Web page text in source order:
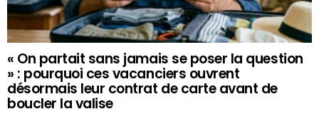
« On partait sans jamais se poser la question
» : pourquoi ces vacanciers ouvrent
désormais leur contrat de carte avant de
boucler la valise